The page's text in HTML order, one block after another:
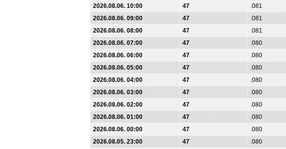
2026.08.06. 10:00
47
.081
2026.08.06. 09:00
47
.081
2026.08.06. 08:00
47
.081
2026.08.06. 07:00
47
.080
2026.08.06. 06:00
47
.080
2026.08.06. 05:00
47
.080
2026.08.06. 04:00
47
.080
2026.08.06. 03:00
47
.080
2026.08.06. 02:00
47
.080
2026.08.06. 01:00
47
.080
2026.08.06. 00:00
47
.080
2026.08.05. 23:00
47
.080